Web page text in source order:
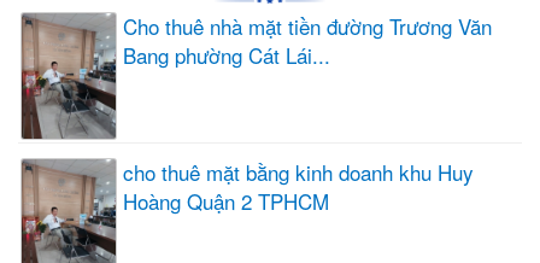
Cho thuê nhà mặt tiền đường Trương Văn
Bang phường Cát Lái...
cho thuê mặt bằng kinh doanh khu Huy
Hoàng Quận 2 TPHCM